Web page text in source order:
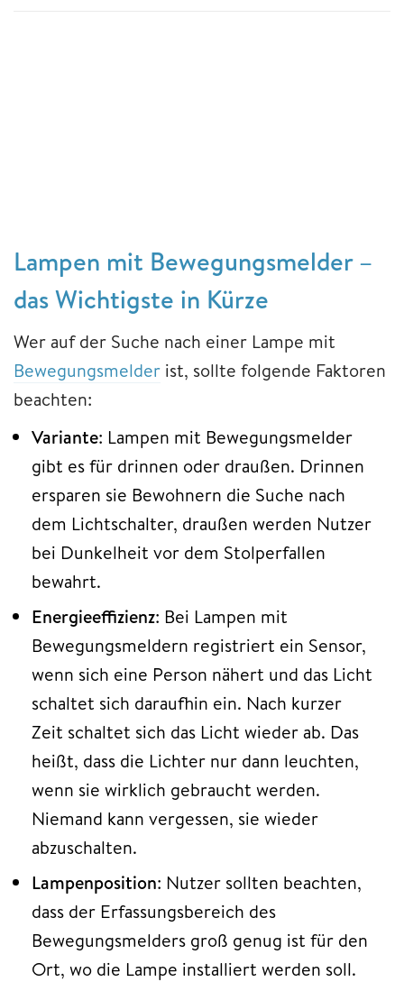
Lampen mit Bewegungsmelder –
das Wichtigste in Kürze
Wer auf der Suche nach einer Lampe mit
Bewegungsmelder ist, sollte folgende Faktoren
beachten:
Variante: Lampen mit Bewegungsmelder
gibt es für drinnen oder draußen. Drinnen
ersparen sie Bewohnern die Suche nach
dem Lichtschalter, draußen werden Nutzer
bei Dunkelheit vor dem Stolperfallen
bewahrt.
Energieeffizienz: Bei Lampen mit
Bewegungsmeldern registriert ein Sensor,
wenn sich eine Person nähert und das Licht
schaltet sich daraufhin ein. Nach kurzer
Zeit schaltet sich das Licht wieder ab. Das
heißt, dass die Lichter nur dann leuchten,
wenn sie wirklich gebraucht werden.
Niemand kann vergessen, sie wieder
abzuschalten.
Lampenposition: Nutzer sollten beachten,
dass der Erfassungsbereich des
Bewegungsmelders groß genug ist für den
Ort, wo die Lampe installiert werden soll.